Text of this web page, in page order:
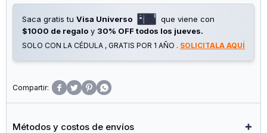
Saca gratis tu Visa Universo
que viene con
$1000 de regalo y 30% OFF todos los jueves.
SOLO CON LA CÉDULA , GRATIS POR 1 AÑO . SOLICITALA AQUÍ
   
Métodos y costos de envíos